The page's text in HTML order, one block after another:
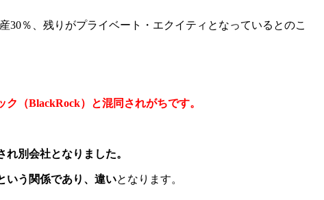
30％、残りがプライベート・エクイティとなっているとのこ
（BlackRock）と混同されがちです。
別会社となりました。
いう関係であり、違いとなります。